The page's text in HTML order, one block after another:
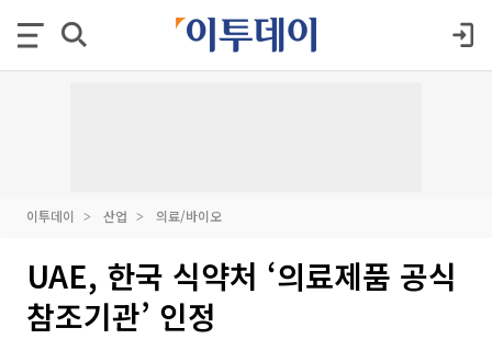
이투데이 산업 의료/바이오
UAE, 한국 식약처 ‘의료제품 공식
참조기관’ 인정